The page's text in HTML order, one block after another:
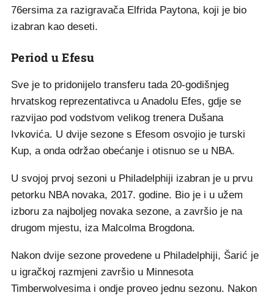
76ersima za razigravača Elfrida Paytona, koji je bio
izabran kao deseti.
Period u Efesu
Sve je to pridonijelo transferu tada 20-godišnjeg
hrvatskog reprezentativca u Anadolu Efes, gdje se
razvijao pod vodstvom velikog trenera Dušana
Ivkovića. U dvije sezone s Efesom osvojio je turski
Kup, a onda održao obećanje i otisnuo se u NBA.
U svojoj prvoj sezoni u Philadelphiji izabran je u prvu
petorku NBA novaka, 2017. godine. Bio je i u užem
izboru za najboljeg novaka sezone, a završio je na
drugom mjestu, iza Malcolma Brogdona.
Nakon dvije sezone provedene u Philadelphiji, Šarić je
u igračkoj razmjeni završio u Minnesota
Timberwolvesima i ondje proveo jednu sezonu. Nakon